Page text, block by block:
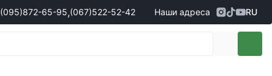
(095)872-65-95,(067)522-52-42 Наши адреса RU